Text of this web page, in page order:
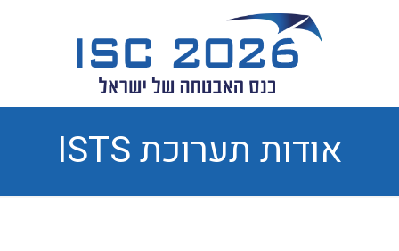
אודות תערוכת ISTS